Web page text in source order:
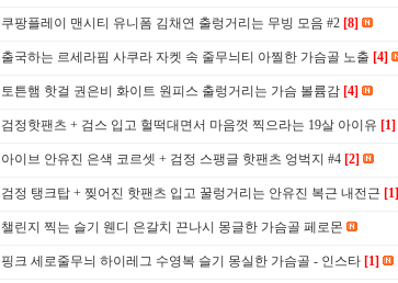
쿠팡플레이 맨시티 유니폼 김채연 출렁거리는 무빙 모음 #2 [8]
출국하는 르세라핌 사쿠라 자켓 속 줄무늬티 아찔한 가슴골 노출 [4]
토튼햄 핫걸 권은비 화이트 원피스 출렁거리는 가슴 볼륨감 [4]
검정핫팬츠 + 검스 입고 헐떡대면서 마음껏 찍으라는 19살 아이유 [1]
아이브 안유진 은색 코르셋 + 검정 스팽글 핫팬츠 엉벅지 #4 [2]
검정 탱크탑 + 찢어진 핫팬츠 입고 꿀렁거리는 안유진 복근 내전근 [1]
챌린지 찍는 슬기 웬디 은갈치 끈나시 몽글한 가슴골 페로몬
핑크 세로줄무늬 하이레그 수영복 슬기 몽실한 가슴골 - 인스타 [1]